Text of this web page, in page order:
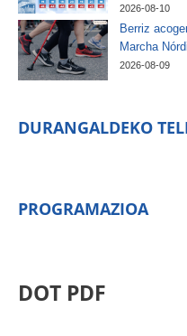
2026-08-10
Berriz
Marcha
2026-08-09
DURANGALDEKO
PROGRAMAZIOA
DOT PDF